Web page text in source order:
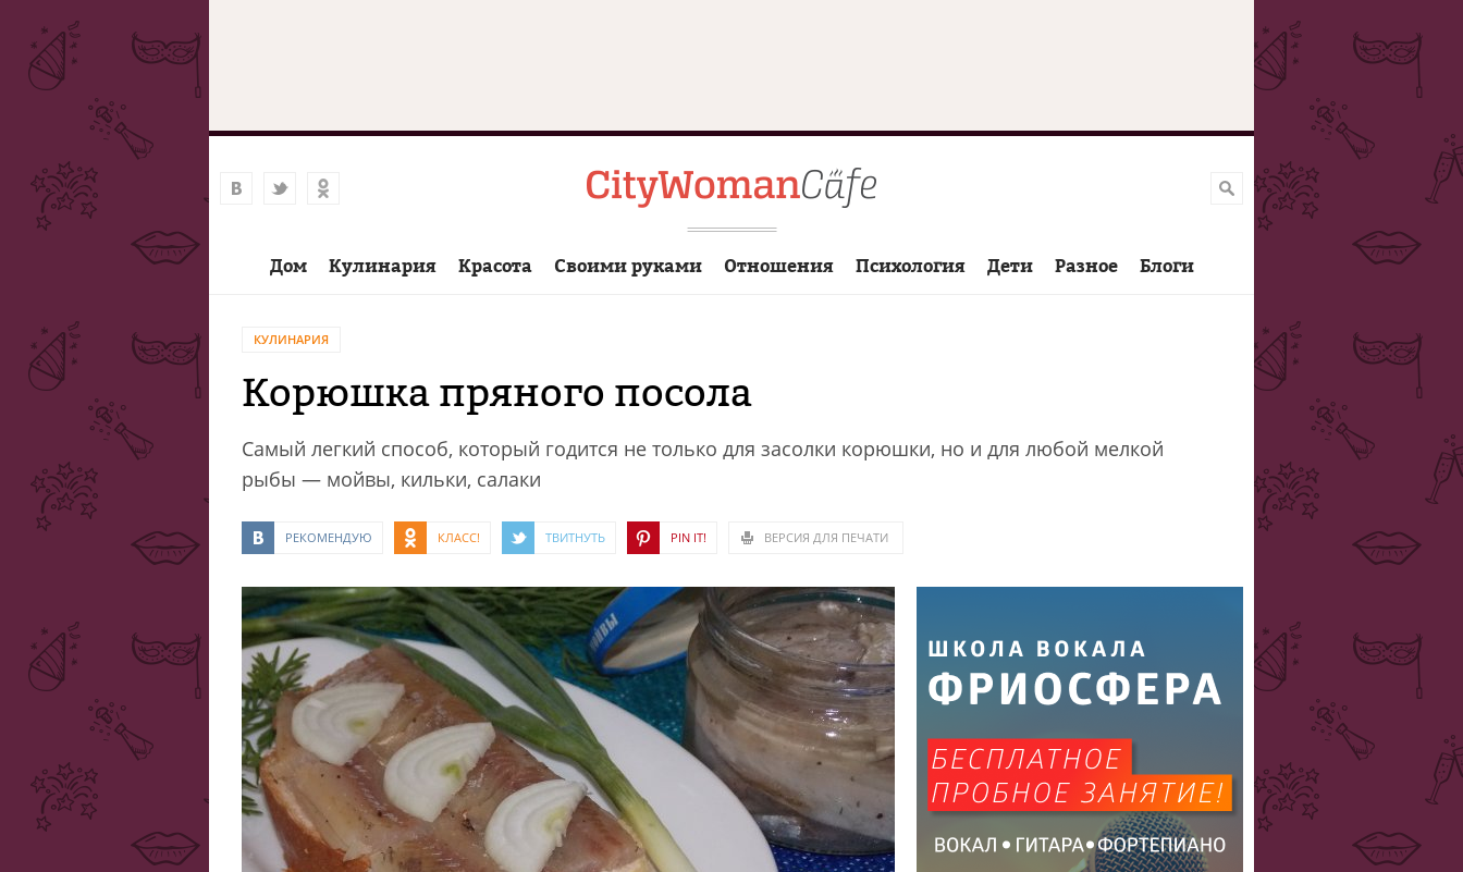
Дом Кулинария Красота Своими руками Отношения Психология Дети Разное Блоги
КУЛИНАРИЯ
Корюшка пряного посола
Самый легкий способ, который годится не только для засолки корюшки, но и для любой мелкой
рыбы — мойвы, кильки, салаки
РЕКОМЕНДУЮ КЛАСС! ТВИТНУТЬ PIN IT! ВЕРСИЯ ДЛЯ ПЕЧАТИ